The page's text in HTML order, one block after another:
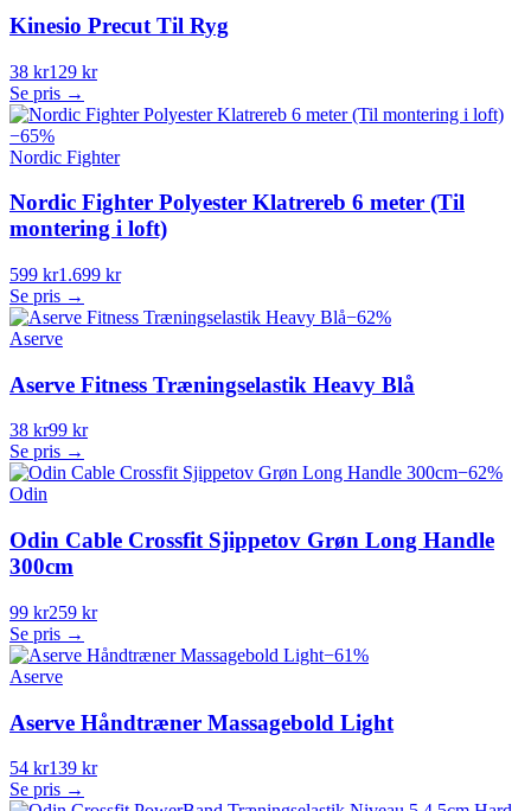
Kinesio Precut Til Ryg
38 kr129 kr
Se pris →
−65%
Nordic Fighter
Nordic Fighter Polyester Klatrereb 6 meter (Til
montering i loft)
599 kr1.699 kr
Se pris →
−62%
Aserve
Aserve Fitness Træningselastik Heavy Blå
38 kr99 kr
Se pris →
−62%
Odin
Odin Cable Crossfit Sjippetov Grøn Long Handle
300cm
99 kr259 kr
Se pris →
−61%
Aserve
Aserve Håndtræner Massagebold Light
54 kr139 kr
Se pris →